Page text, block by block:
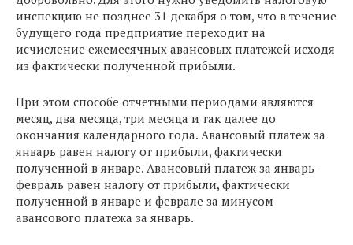
инспекцию не позднее 31 декабря о том, что в течение
будущего года предприятие переходит на
исчисление ежемесячных авансовых платежей исходя
из фактически полученной прибыли.
При этом способе отчетными периодами являются
месяц, два месяца, три месяца и так далее до
окончания календарного года. Авансовый платеж за
январь равен налогу от прибыли, фактически
полученной в январе. Авансовый платеж за январь-
февраль равен налогу от прибыли, фактически
полученной в январе и феврале за минусом
авансового платежа за январь.